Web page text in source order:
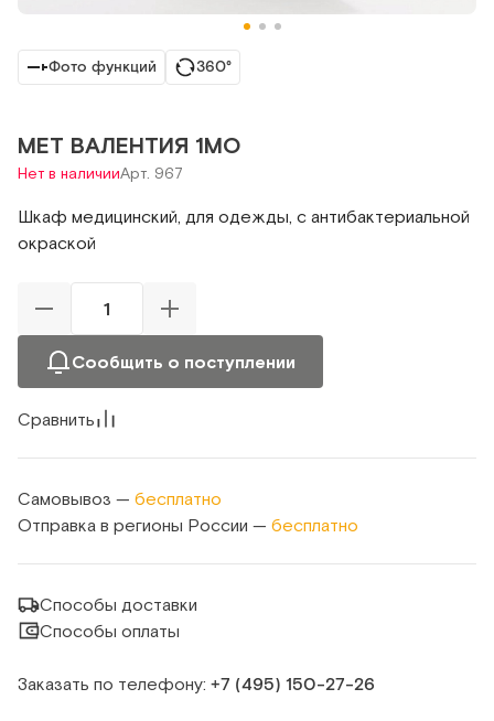
Фото функций 360°
МЕТ ВАЛЕНТИЯ 1МО
Нет в наличииАрт. 967
Шкаф медицинский, для одежды, с антибактериальной
окраской
Сообщить о поступлении
Сравнить
Самовывоз — бесплатно
Отправка в регионы России — бесплатно
Способы доставки
Способы оплаты
Заказать по телефону: +7 (495) 150‑27‑26